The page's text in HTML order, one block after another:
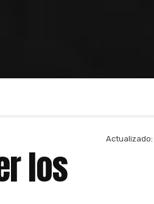
Actualizado:
los